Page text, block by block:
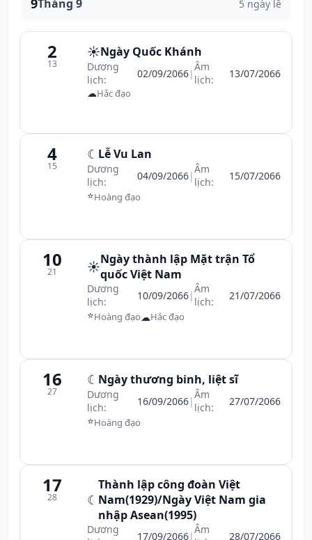
9Tháng 9 5 ngày lễ
2
13
☀️Ngày Quốc Khánh
Dương
lịch:
02/09/2066|Âm
lịch:
13/07/2066
☁Hắc đạo
4
15
☾ Lễ Vu Lan
Dương
lịch:
04/09/2066|Âm
lịch:
15/07/2066
⭐Hoàng đạo
10
21 ☀️Ngày thành lập Mặt trận Tổ
quốc Việt Nam
Dương
lịch:
10/09/2066|Âm
lịch:
21/07/2066
⭐Hoàng đạo☁Hắc đạo
16
27
☾ Ngày thương binh, liệt sĩ
Dương
lịch:
16/09/2066|Âm
lịch:
27/07/2066
⭐Hoàng đạo
17
28 ☾
Thành lập công đoàn Việt
Nam(1929)/Ngày Việt Nam gia
nhập Asean(1995)
Dương
17/09/2066|Âm
28/07/2066